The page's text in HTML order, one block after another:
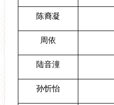
陈裔凝
周依
陆音潼
孙忻怡